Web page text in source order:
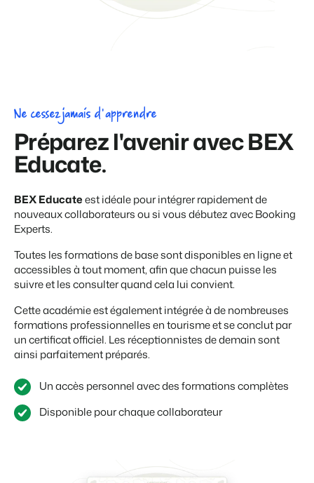
Ne cessez jamais d'apprendre
Préparez l'avenir avec BEX
Educate.
BEX Educateest idéale pour intégrer rapidement de
nouveaux collaborateurs ou si vous débutez avec Booking
Experts.
Toutes les formations de base sont disponibles en ligne et
accessibles à tout moment, afin que chacun puisse les
suivre et les consulter quand cela lui convient.
Cette académie est également intégrée à de nombreuses
formations professionnelles en tourisme et se conclut par
un certificat officiel. Les réceptionnistes de demain sont
ainsi parfaitement préparés.
Un accès personnel avec des formations complètes
Disponible pour chaque collaborateur